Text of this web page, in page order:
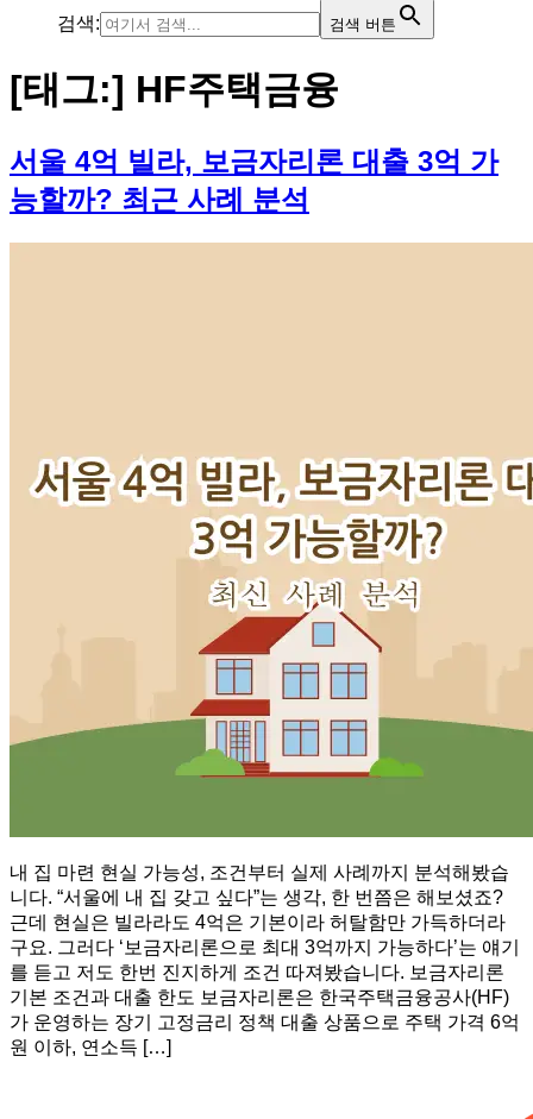
검색: 검색 버튼
[태그:] HF주택금융
서울 4억 빌라, 보금자리론 대출 3억 가
능할까? 최근 사례 분석
내 집 마련 현실 가능성, 조건부터 실제 사례까지 분석해봤습
니다. “서울에 내 집 갖고 싶다”는 생각, 한 번쯤은 해보셨죠?
근데 현실은 빌라라도 4억은 기본이라 허탈함만 가득하더라
구요. 그러다 ‘보금자리론으로 최대 3억까지 가능하다’는 얘기
를 듣고 저도 한번 진지하게 조건 따져봤습니다. 보금자리론
기본 조건과 대출 한도 보금자리론은 한국주택금융공사(HF)
가 운영하는 장기 고정금리 정책 대출 상품으로 주택 가격 6억
원 이하, 연소득 […]